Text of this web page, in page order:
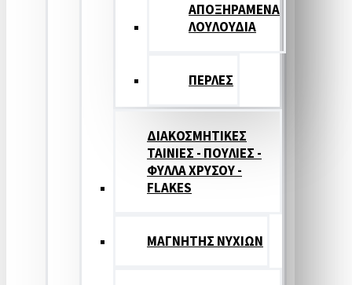
ΑΠΟΞΗΡΑΜΕΝΑ
ΛΟΥΛΟΥΔΙΑ
ΠΕΡΛΕΣ
ΔΙΑΚΟΣΜΗΤΙΚΕΣ
ΤΑΙΝΙΕΣ - ΠΟΥΛΙΕΣ -
ΦΥΛΛΑ ΧΡΥΣΟΥ -
FLAKES
ΜΑΓΝΗΤΗΣ ΝΥΧΙΩΝ